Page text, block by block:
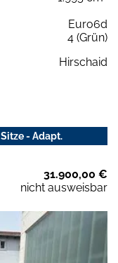
Euro6d
4 (Grün)
Hirschaid
- Adapt.
31.900,00 €
nicht ausweisbar